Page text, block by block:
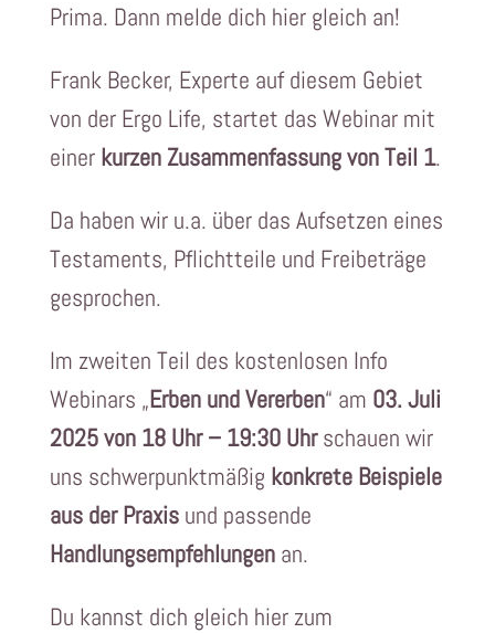
Prima. Dann melde dich hier gleich an!
Frank Becker, Experte auf diesem Gebiet
von der Ergo Life, startet das Webinar mit
einerkurzen Zusammenfassung von Teil 1.
Da haben wir u.a. über das Aufsetzen eines
Testaments, Pflichtteile und Freibeträge
gesprochen.
Im zweiten Teil des kostenlosen Info
Webinars „Erben und Vererben“ am 03. Juli
2025 von 18 Uhr – 19:30 Uhrschauen wir
uns schwerpunktmäßig konkrete Beispiele
aus der Praxisund passende
Handlungsempfehlungenan.
Du kannst dich gleich hier zum